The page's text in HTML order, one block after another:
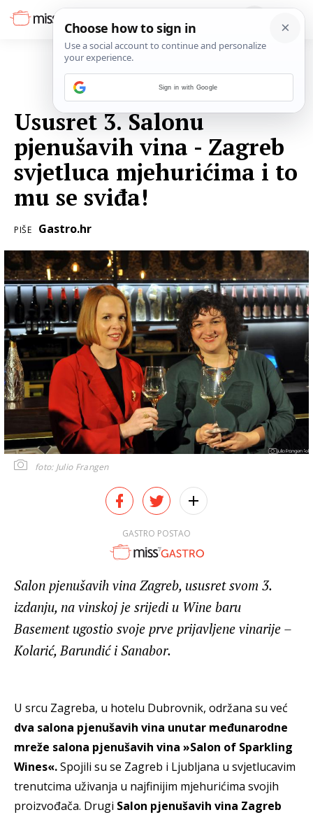
Ususret 3. Salonu
pjenušavih vina - Zagreb
svjetluca mjehurićima i to
mu se sviđa!
PIŠE Gastro.hr
foto: Julio Frangen
GASTRO POSTAO
Salon pjenušavih vina Zagreb, ususret svom 3.
izdanju, na vinskoj je srijedi u Wine baru
Basement ugostio svoje prve prijavljene vinarije –
Kolarić, Barundić i Sanabor.
U srcu Zagreba, u hotelu Dubrovnik, održana su već
dva salona pjenušavih vina unutar međunarodne
mreže salona pjenušavih vina »Salon of Sparkling
Wines«.Spojili su se Zagreb i Ljubljana u svjetlucavim
trenutcima uživanja u najfinijim mjehurićima svojih
proizvođača. Drugi Salon pjenušavih vina Zagreb
Sign in with Google